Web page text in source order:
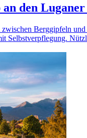
den
Berggipfeln
Selbstverpflegung.